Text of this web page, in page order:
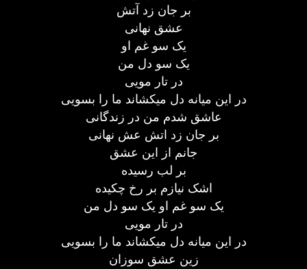
بر جان زد آتش
عشق نهانی
یک سو غم او
یک سو دل من
در تار مویی
در این میانه دل میکشاند ما را بسویی
عاشق شدم من در زندگانی
بر جان زد اتش عش نهانی
جانم از این عشق
بر لب رسیده
اشک نیازم بر رخ چکیده
یک سو غم او یک سو دل من
در تار مویی
در این میانه دل میکشاند ما را بسویی
زین عشق سوزان